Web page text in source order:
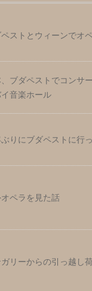
ストとウィーンでオ
ブダペストでコンサ
音楽ホール
ぶりにブダペストに行
ペラを見た話
リーからの引っ越し